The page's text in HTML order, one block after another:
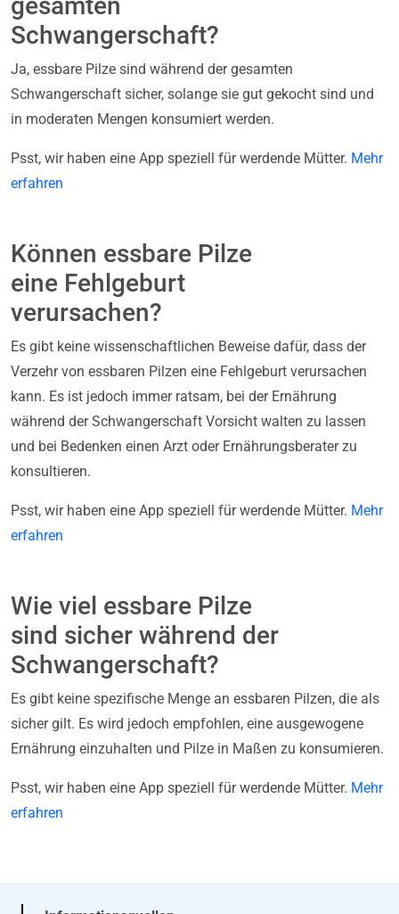
Schwangerschaft?
Ja, essbare Pilze sind während der gesamten
Schwangerschaft sicher, solange sie gut gekocht sind und
in moderaten Mengen konsumiert werden.
Psst, wir haben eine App speziell für werdende Mütter. Mehr
erfahren
Können essbare Pilze
eine Fehlgeburt
verursachen?
Es gibt keine wissenschaftlichen Beweise dafür, dass der
Verzehr von essbaren Pilzen eine Fehlgeburt verursachen
kann. Es ist jedoch immer ratsam, bei der Ernährung
während der Schwangerschaft Vorsicht walten zu lassen
und bei Bedenken einen Arzt oder Ernährungsberater zu
konsultieren.
Psst, wir haben eine App speziell für werdende Mütter. Mehr
erfahren
Wie viel essbare Pilze
sind sicher während der
Schwangerschaft?
Es gibt keine spezifische Menge an essbaren Pilzen, die als
sicher gilt. Es wird jedoch empfohlen, eine ausgewogene
Ernährung einzuhalten und Pilze in Maßen zu konsumieren.
Psst, wir haben eine App speziell für werdende Mütter. Mehr
erfahren